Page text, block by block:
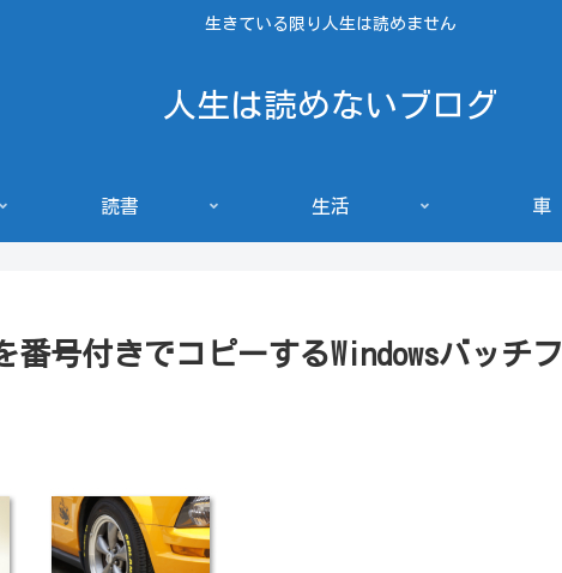
生きている限り人生は読めません
人生は読めないブログ
読書 生活 車
号付きでコピーするWindowsバッチフ